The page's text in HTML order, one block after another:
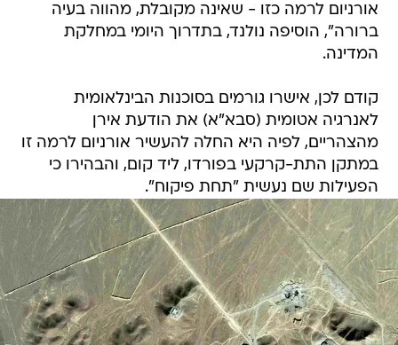
אורניום לרמה כזו - שאינה מקובלת, מהווה בעיה
ברורה", הוסיפה נולנד, בתדרוך היומי במחלקת
המדינה.
קודם לכן, אישרו גורמים בסוכנות הבינלאומית
לאנרגיה אטומית (סבא"א) את הודעת אירן
מהצהריים, לפיה היא החלה להעשיר אורניום לרמה זו
במתקן התת-קרקעי בפורדו, ליד קום, והבהירו כי
הפעילות שם נעשית "תחת פיקוח".